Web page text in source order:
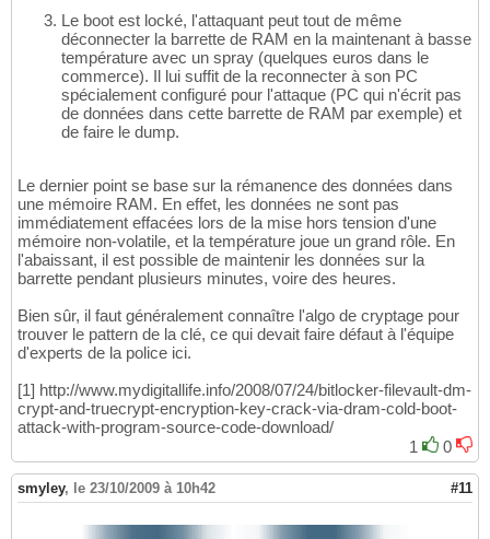
Le boot est locké, l'attaquant peut tout de même
déconnecter la barrette de RAM en la maintenant à basse
température avec un spray (quelques euros dans le
commerce). Il lui suffit de la reconnecter à son PC
spécialement configuré pour l'attaque (PC qui n'écrit pas
de données dans cette barrette de RAM par exemple) et
de faire le dump.
Le dernier point se base sur la rémanence des données dans
une mémoire RAM. En effet, les données ne sont pas
immédiatement effacées lors de la mise hors tension d'une
mémoire non-volatile, et la température joue un grand rôle. En
l'abaissant, il est possible de maintenir les données sur la
barrette pendant plusieurs minutes, voire des heures.
Bien sûr, il faut généralement connaître l'algo de cryptage pour
trouver le pattern de la clé, ce qui devait faire défaut à l'équipe
d'experts de la police ici.
[1] http://www.mydigitallife.info/2008/07/24/bitlocker-filevault-dm-
crypt-and-truecrypt-encryption-key-crack-via-dram-cold-boot-
attack-with-program-source-code-download/
1
0
smyley, le 23/10/2009 à 10h42 #11